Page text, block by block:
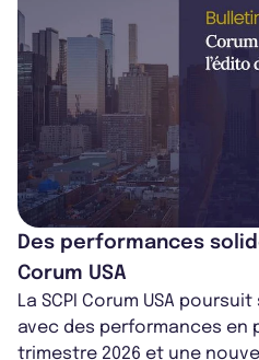
Des performances
Corum USA
La SCPI Corum USA
avec des performances en
trimestre 2026 et une